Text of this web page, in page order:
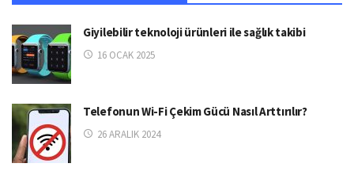
Giyilebilir teknoloji ürünleri ile sağlık takibi
16 OCAK 2025
Telefonun Wi-Fi Çekim Gücü Nasıl Arttırılır?
26 ARALIK 2024